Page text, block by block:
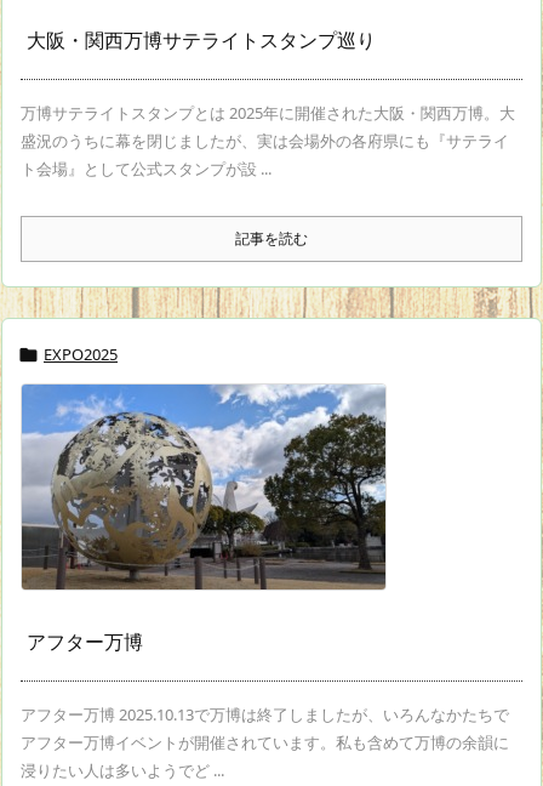
大阪・関西万博サテライトスタンプ巡り
万博サテライトスタンプとは 2025年に開催された大阪・関西万博。大
盛況のうちに幕を閉じましたが、実は会場外の各府県にも『サテライ
ト会場』として公式スタンプが設 ...
記事を読む
 EXPO2025
アフター万博
アフター万博 2025.10.13で万博は終了しましたが、いろんなかたちで
アフター万博イベントが開催されています。私も含めて万博の余韻に
浸りたい人は多いようでど ...